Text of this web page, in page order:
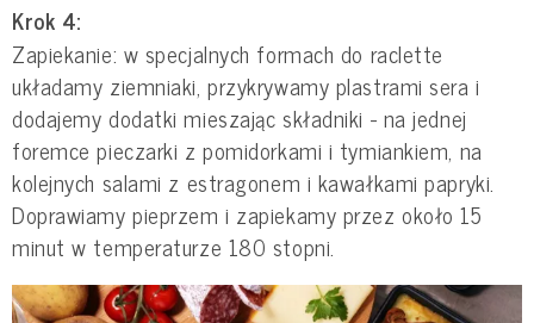
Krok 4:
Zapiekanie: w specjalnych formach do raclette
układamy ziemniaki, przykrywamy plastrami sera i
dodajemy dodatki mieszając składniki - na jednej
foremce pieczarki z pomidorkami i tymiankiem, na
kolejnych salami z estragonem i kawałkami papryki.
Doprawiamy pieprzem i zapiekamy przez około 15
minut w temperaturze 180 stopni.